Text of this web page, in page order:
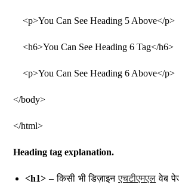
<p>You Can See Heading 5 Above</p>
<h6>You Can See Heading 6 Tag</h6>
<p>You Can See Heading 6 Above</p>
</body>
</html>
Heading tag explanation.
<h1> – किसी भी डिज़ाइनएचटीएमएल वेब